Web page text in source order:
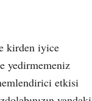
kirden iyice
yedirmemeniz
etkisi